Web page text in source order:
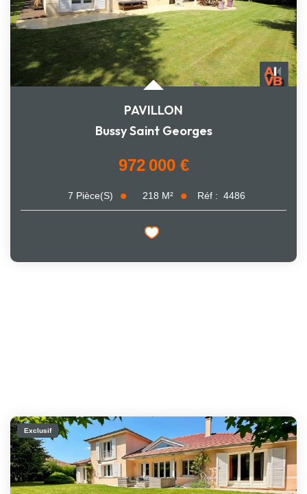
PAVILLON
Bussy Saint Georges
972 000 €
7 Pièce(s) 218 M² Réf : 4486
Exclusif